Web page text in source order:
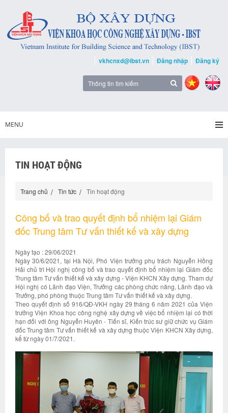
vkhcnxd@ibst.vn Đăng nhập Đăng ký
MENU
TIN HOẠT ĐỘNG
Trang chủ Tin tức Tin hoạt động
Công bố và trao quyết định bổ nhiệm lại Giám
đốc Trung tâm Tư vấn thiết kế và xây dựng
Ngày tạo : 29/06/2021
Ngày 30/6/2021, tại Hà Nội, Phó Viện trưởng phụ trách Nguyễn Hồng
Hải chủ trì Hội nghị công bố và trao quyết định bổ nhiệm lại Giám đốc
Trung tâm Tư vấn thiết kế và xây dựng - Viện KHCN Xây dựng. Tham dự
Hội nghị có Lãnh đạo Viện, Trưởng các phòng chức năng, Lãnh đạo và
Trưởng, phó phòng thuộc Trung tâm Tư vấn thiết kế và xây dựng.
Theo quyết định số 916/QĐ-VKH ngày 29 tháng 6 năm 2021 của Viện
trưởng Viện Khoa học công nghệ xây dựng về việc bổ nhiệm lại có thời
hạn đối với ông Nguyễn Huyên - Tiến sĩ, Kiến trúc sư giữ chức vụ Giám
đốc Trung tâm Tư vấn thiết kế và xây dựng thuộc Viện KHCN Xây dựng,
kể từ ngày 01/7/2021.